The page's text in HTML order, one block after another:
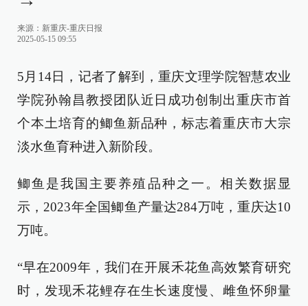
来源： 新重庆-重庆日报
2025-05-15 09:55
5月14日，记者了解到，重庆文理学院智慧农业
学院孙翰昌教授团队近日成功创制出重庆市首
个本土培育的鲫鱼新品种，标志着重庆市大宗
淡水鱼育种进入新阶段。
鲫鱼是我国主要养殖品种之一。相关数据显
示，2023年全国鲫鱼产量达284万吨，重庆达10
万吨。
“早在2009年，我们在开展禾花鱼高效繁育研究
时，发现禾花鲤存在生长速度慢、雌鱼怀卵量